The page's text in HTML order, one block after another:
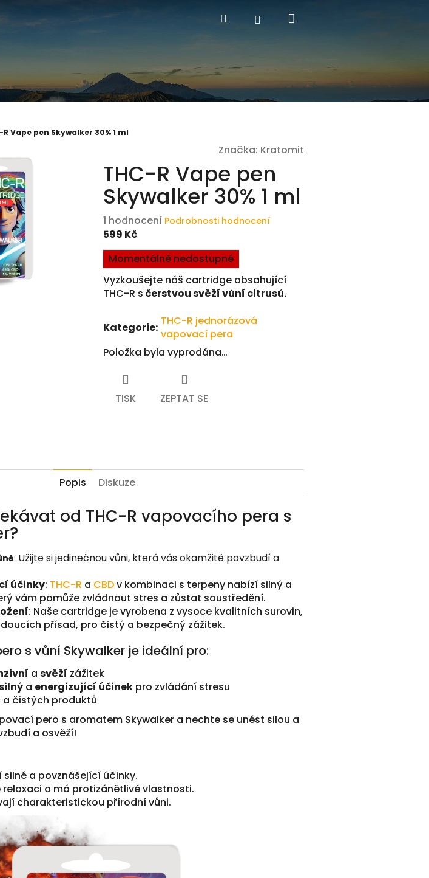
HledatPřihlášení
R Vape pen Skywalker 30% 1 ml
Značka: Kratomit
THC-R Vape pen
Skywalker 30% 1 ml
Průměrné
hodnocení
produktu
je
5,0
z
5
1 hodnocení Podrobnosti hodnocení
599 Kč
Měrná
cena:
Momentálně nedostupné
Vyzkoušejte náš cartridge obsahující
THC-R s čerstvou svěží vůní citrusů.
Kategorie: THC-R jednorázová
vapovací pera
Položka byla vyprodána…
TISK ZEPTAT SE
Popis Diskuze
od THC-R vapovacího pera s
: Užijte si jedinečnou vůni, která vás okamžitě povzbudí a
účinky: THC-R a CBDv kombinaci s terpeny nabízí silný a
vám pomůže zvládnout stres a zůstat soustředění.
: Naše cartridge je vyrobena z vysoce kvalitních surovin,
přísad, pro čistý a bezpečný zážitek.
s vůní Skywalker je ideální pro:
a svěží zážitek
a energizující účinek pro zvládání stresu
a čistých produktů
pero s aromatem Skywalker a nechte se unést silou a
a osvěží!
silné a povznášející účinky.
relaxaci a má protizánětlivé vlastnosti.
charakteristickou přírodní vůni.